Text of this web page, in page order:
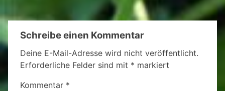
Schreibe einen Kommentar
Deine E-Mail-Adresse wird nicht veröffentlicht.
Erforderliche Felder sind mit * markiert
Kommentar *